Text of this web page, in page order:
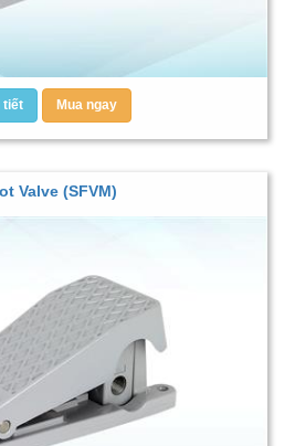
tiết Mua ngay
Valve (SFVM)